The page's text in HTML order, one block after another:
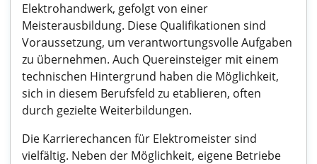
Elektrohandwerk, gefolgt von einer
Meisterausbildung. Diese Qualifikationen sind
Voraussetzung, um verantwortungsvolle Aufgaben
zu übernehmen. Auch Quereinsteiger mit einem
technischen Hintergrund haben die Möglichkeit,
sich in diesem Berufsfeld zu etablieren, often
durch gezielte Weiterbildungen.
Die Karrierechancen für Elektromeister sind
vielfältig. Neben der Möglichkeit, eigene Betriebe